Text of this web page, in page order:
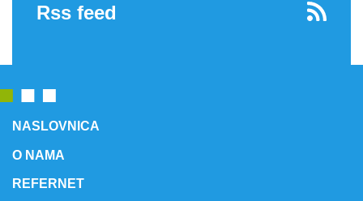
Rss feed
NASLOVNICA
O NAMA
REFERNET